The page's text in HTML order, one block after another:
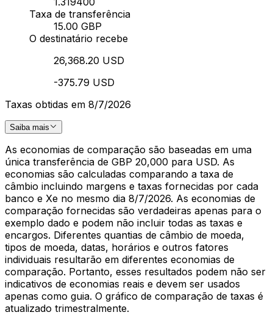
Taxa de transferência
15.00 GBP
O destinatário recebe
26,368.20 USD
-375.79 USD
Taxas obtidas em 8/7/2026
Saiba mais
As economias de comparação são baseadas em uma
única transferência de GBP 20,000 para USD. As
economias são calculadas comparando a taxa de
câmbio incluindo margens e taxas fornecidas por cada
banco e Xe no mesmo dia 8/7/2026. As economias de
comparação fornecidas são verdadeiras apenas para o
exemplo dado e podem não incluir todas as taxas e
encargos. Diferentes quantias de câmbio de moeda,
tipos de moeda, datas, horários e outros fatores
individuais resultarão em diferentes economias de
comparação. Portanto, esses resultados podem não ser
indicativos de economias reais e devem ser usados
apenas como guia. O gráfico de comparação de taxas é
atualizado trimestralmente.